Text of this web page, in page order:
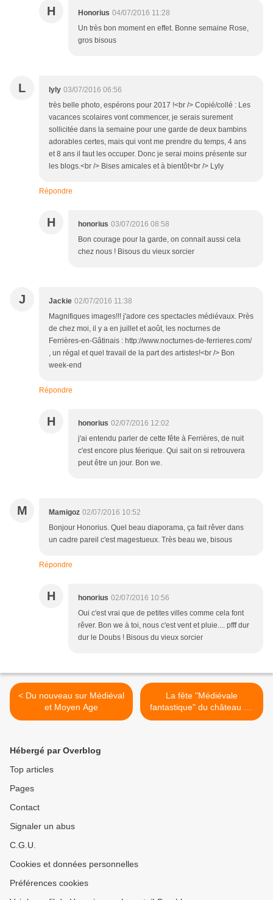
H Honorius 04/07/2016 11:28
Un très bon moment en effet. Bonne semaine Rose,
gros bisous
L lyly 03/07/2016 06:56
très belle photo, espérons pour 2017 !<br /> Copié/collé : Les
vacances scolaires vont commencer, je serais surement
sollicitée dans la semaine pour une garde de deux bambins
adorables certes, mais qui vont me prendre du temps, 4 ans
et 8 ans il faut les occuper. Donc je serai moins présente sur
les blogs.<br /> Bises amicales et à bientôt<br /> Lyly
Répondre
H honorius 03/07/2016 08:58
Bon courage pour la garde, on connait aussi cela
chez nous ! Bisous du vieux sorcier
J Jackie 02/07/2016 11:38
Magnifiques images!!! j'adore ces spectacles médiévaux. Près
de chez moi, il y a en juillet et août, les nocturnes de
Ferrières-en-Gâtinais : http://www.nocturnes-de-ferrieres.com/
, un régal et quel travail de la part des artistes!<br /> Bon
week-end
Répondre
H honorius 02/07/2016 12:02
j'ai entendu parler de cette fête à Ferrières, de nuit
c'est encore plus féerique. Qui sait on si retrouvera
peut être un jour. Bon we.
M Mamigoz 02/07/2016 10:52
Bonjour Honorius. Quel beau diaporama, ça fait rêver dans
un cadre pareil c'est magestueux. Très beau we, bisous
Répondre
H honorius 02/07/2016 10:56
Oui c'est vrai que de petites villes comme cela font
rêver. Bon we à toi, nous c'est vent et pluie.... pfff dur
dur le Doubs ! Bisous du vieux sorcier
< Du nouveau sur Médiéval
et Moyen Age
La fête "Médiévale
fantastique" du château de
Montby >
Hébergé par Overblog
Top articles
Pages
Contact
Signaler un abus
C.G.U.
Cookies et données personnelles
Préférences cookies